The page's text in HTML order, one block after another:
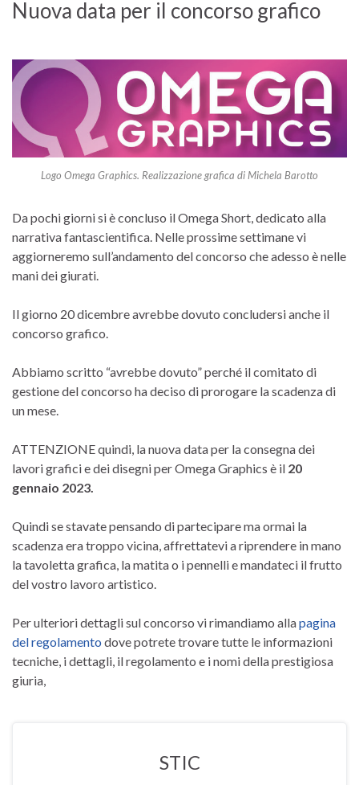
Nuova data per il concorso grafico
Logo Omega Graphics. Realizzazione grafica di Michela Barotto
Da pochi giorni si è concluso il Omega Short, dedicato alla
narrativa fantascientifica. Nelle prossime settimane vi
aggiorneremo sull’andamento del concorso che adesso è nelle
mani dei giurati.
Il giorno 20 dicembre avrebbe dovuto concludersi anche il
concorso grafico.
Abbiamo scritto “avrebbe dovuto” perché il comitato di
gestione del concorso ha deciso di prorogare la scadenza di
un mese.
ATTENZIONE quindi, la nuova data per la consegna dei
lavori grafici e dei disegni per Omega Graphics è il 20
gennaio 2023.
Quindi se stavate pensando di partecipare ma ormai la
scadenza era troppo vicina, affrettatevi a riprendere in mano
la tavoletta grafica, la matita o i pennelli e mandateci il frutto
del vostro lavoro artistico.
Per ulteriori dettagli sul concorso vi rimandiamo allapagina
del regolamento dove potrete trovare tutte le informazioni
tecniche, i dettagli, il regolamento e i nomi della prestigiosa
giuria,
STIC